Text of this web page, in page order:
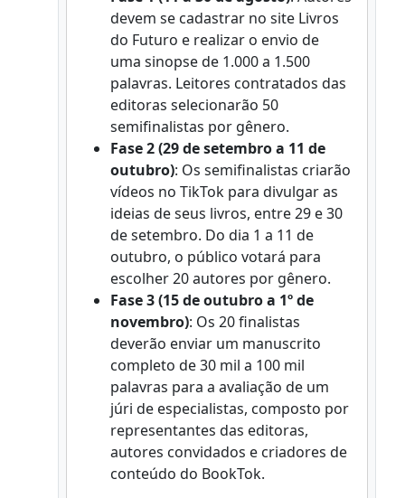
devem se cadastrar no site Livros
do Futuro e realizar o envio de
uma sinopse de 1.000 a 1.500
palavras. Leitores contratados das
editoras selecionarão 50
semifinalistas por gênero.
Fase 2 (29 de setembro a 11 de
outubro): Os semifinalistas criarão
vídeos no TikTok para divulgar as
ideias de seus livros, entre 29 e 30
de setembro. Do dia 1 a 11 de
outubro, o público votará para
escolher 20 autores por gênero.
Fase 3 (15 de outubro a 1º de
novembro): Os 20 finalistas
deverão enviar um manuscrito
completo de 30 mil a 100 mil
palavras para a avaliação de um
júri de especialistas, composto por
representantes das editoras,
autores convidados e criadores de
conteúdo do BookTok.